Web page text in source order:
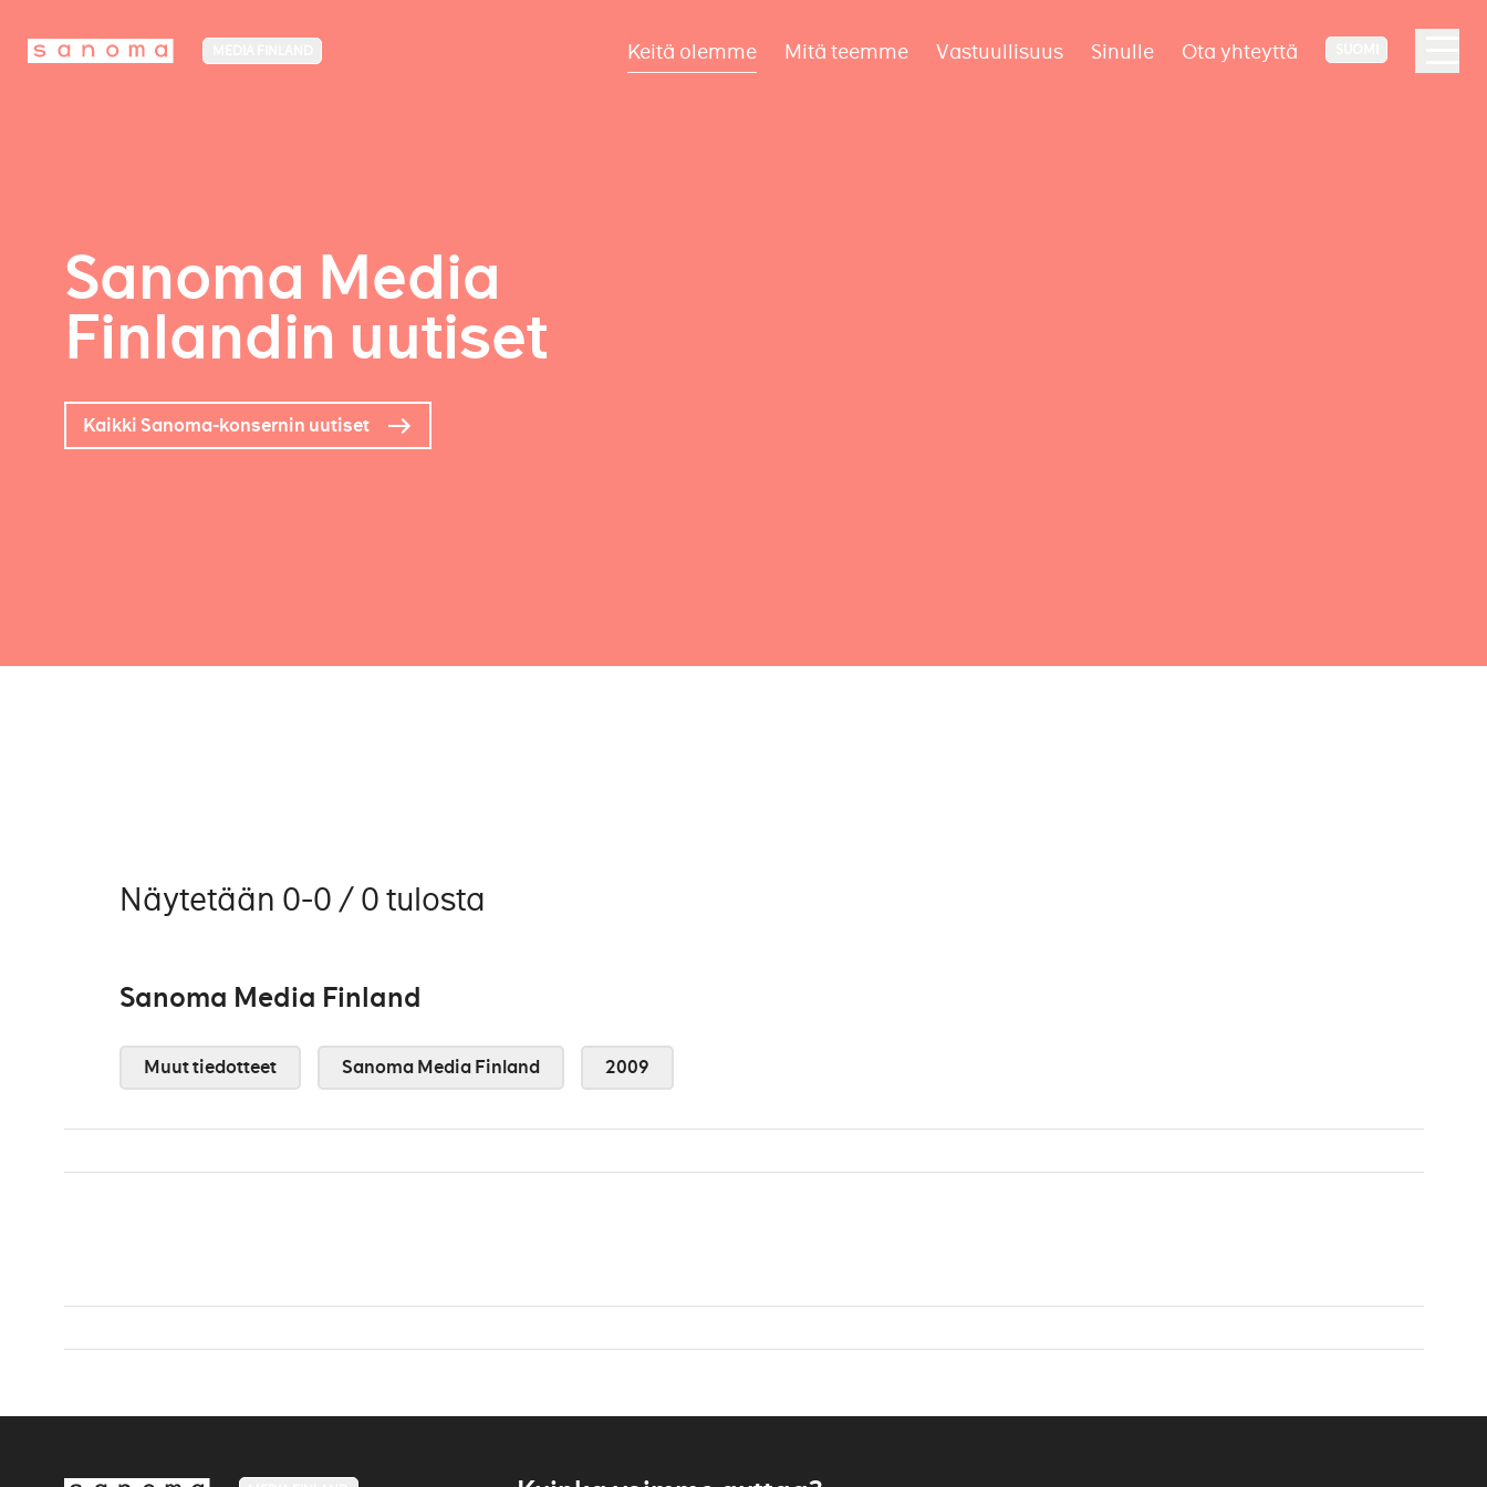
Keitä olemme Mitä teemme Vastuullisuus Sinulle Ota yhteyttä
Sanoma Media
Finlandin uutiset
Kaikki Sanoma-konsernin uutiset
Näytetään 0-0 / 0 tulosta
Sanoma Media Finland
Muut tiedotteet Sanoma Media Finland 2009